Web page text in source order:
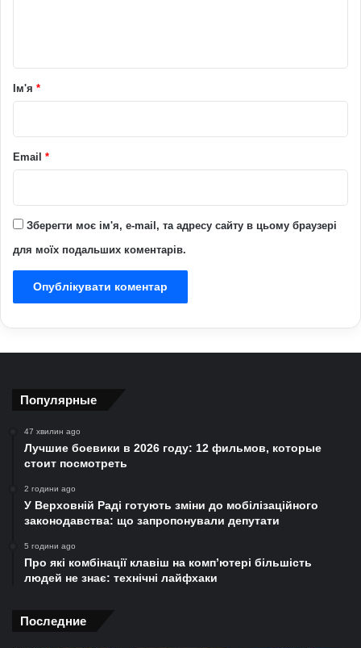
рІм'я *
Email *
Зберегти моє ім'я, e-mail, та адресу сайту в цьому браузері
для моїх подальших коментарів.
Популярные
47 хвилин ago
Лучшие боевики в 2026 году: 12 фильмов, которые
стоит посмотреть
2 години ago
У Верховній Раді готують зміни до мобілізаційного
законодавства: що запропонували депутати
5 години ago
Про які комбінації клавіш на комп’ютері більшість
людей не знає: технічні лайфхаки
Последние